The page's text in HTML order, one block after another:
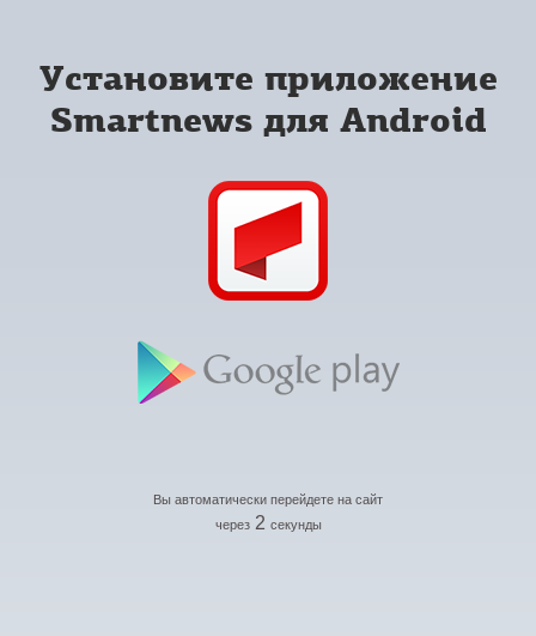
Установите приложение
Smartnews для Android
Вы автоматически перейдете на сайт
через 2 секунды